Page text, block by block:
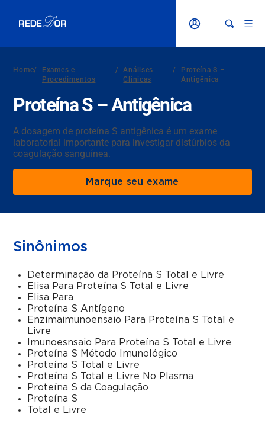
Home/
Exames e
Procedimentos
/
Análises
Clínicas
/
Proteína S –
Antigênica
Proteína S – Antigênica
A dosagem de proteína S antigênica é um exame
laboratorial importante para investigar distúrbios da
coagulação sanguínea.
Marque seu exame
Sinônimos
Determinação da Proteína S Total e Livre
Elisa Para Proteína S Total e Livre
Elisa Para
Proteína S Antígeno
Enzimaimunoensaio Para Proteína S Total e
Livre
Imunoesnsaio Para Proteína S Total e Livre
Proteína S Método Imunológico
Proteína S Total e Livre
Proteína S Total e Livre No Plasma
Proteína S da Coagulação
Proteína S
Total e Livre